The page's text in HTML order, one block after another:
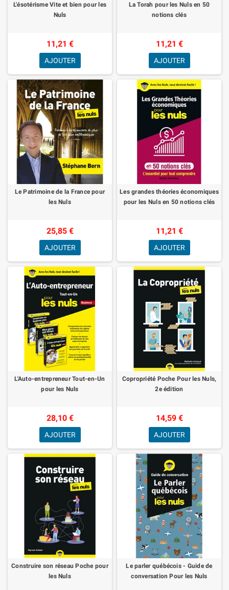
L'ésotérisme Vite et bien pour les
Nuls
11,21 €
AJOUTER
La Torah pour les Nuls en 50
notions clés
11,21 €
AJOUTER
Le Patrimoine de la France pour
les Nuls
25,85 €
AJOUTER
Les grandes théories économiques
pour les Nuls en 50 notions clés
11,21 €
AJOUTER
L'Auto-entrepreneur Tout-en-Un
pour les Nuls
28,10 €
AJOUTER
Copropriété Poche Pour les Nuls,
2e édition
14,59 €
AJOUTER
Construire son réseau Poche pour
les Nuls
Le parler québécois - Guide de
conversation Pour les Nuls